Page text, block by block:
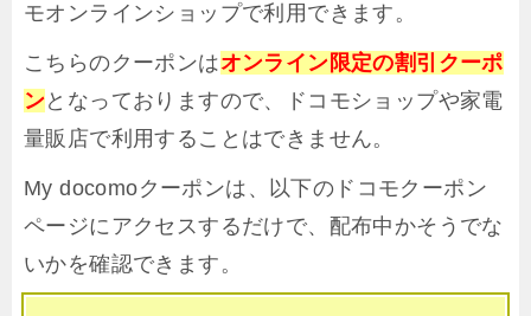
モオンラインショップで利用できます。
こちらのクーポンはオンライン限定の割引クーポ
ンとなっておりますので、ドコモショップや家電
量販店で利用することはできません。
My docomoクーポンは、以下のドコモクーポン
ページにアクセスするだけで、配布中かそうでな
いかを確認できます。